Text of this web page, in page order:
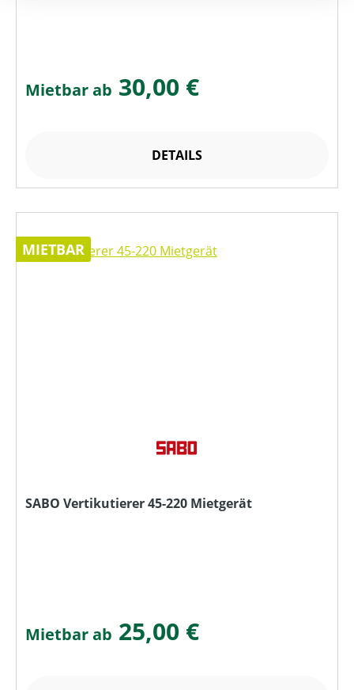
Mietbar ab 30,00 €
DETAILS
MIETBAR
SABO Vertikutierer 45-220 Mietgerät
Mietbar ab 25,00 €